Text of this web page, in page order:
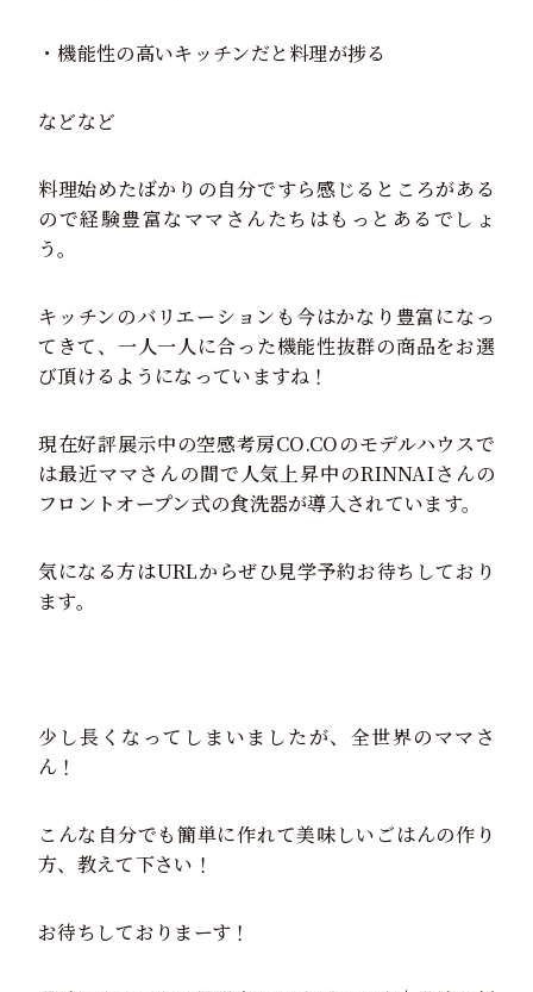
・機能性の高いキッチンだと料理が捗る
などなど
料理始めたばかりの自分ですら感じるところがある
ので経験豊富なママさんたちはもっとあるでしょ
う。
キッチンのバリエーションも今はかなり豊富になっ
てきて、一人一人に合った機能性抜群の商品をお選
び頂けるようになっていますね！
現在好評展示中の空感考房CO.COのモデルハウスで
は最近ママさんの間で人気上昇中のRINNAIさんの
フロントオープン式の食洗器が導入されています。
気になる方はURLからぜひ見学予約お待ちしており
ます。
少し長くなってしまいましたが、全世界のママさ
ん！
こんな自分でも簡単に作れて美味しいごはんの作り
方、教えて下さい！
お待ちしておりまーす！